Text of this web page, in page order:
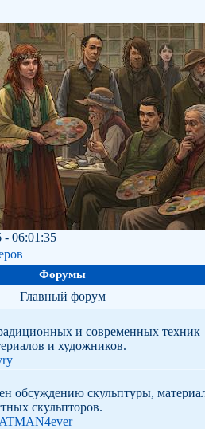
- 06:01:35
Форумы
Главный форум
и современных техник
и художников.
обсуждению скульптуры,
скульпторов.